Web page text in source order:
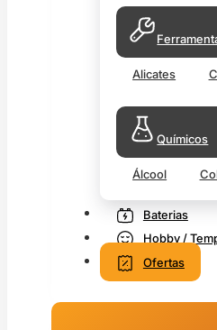
Alicates
Químicos
Álcool
Baterias
Hobby /
Ofertas